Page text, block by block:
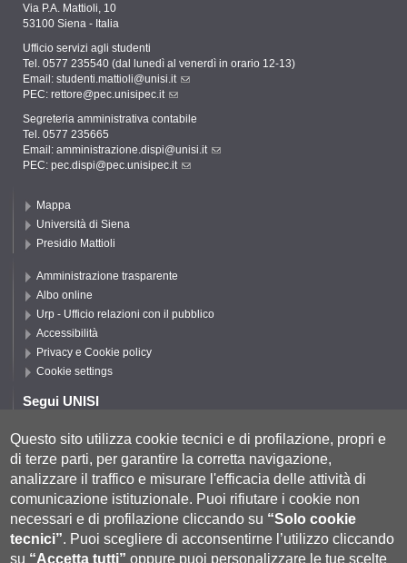
Via P.A. Mattioli, 10
53100 Siena - Italia
Ufficio servizi agli studenti
Tel. 0577 235540 (dal lunedì al venerdì in orario 12-13)
Email: studenti.mattioli@unisi.it
PEC: rettore@pec.unisipec.it
Segreteria amministrativa contabile
Tel. 0577 235665
Email: amministrazione.dispi@unisi.it
PEC: pec.dispi@pec.unisipec.it
Mappa
Università di Siena
Presidio Mattioli
Amministrazione trasparente
Albo online
Urp - Ufficio relazioni con il pubblico
Accessibilità
Privacy e Cookie policy
Cookie settings
Segui UNISI
Segui DISPI
Questo sito utilizza cookie tecnici e di profilazione, propri e
di terze parti, per garantire la corretta navigazione,
analizzare il traffico e misurare l'efficacia delle attività di
comunicazione istituzionale. Puoi rifiutare i cookie non
necessari e di profilazione cliccando su “Solo cookie
tecnici”. Puoi scegliere di acconsentirne l’utilizzo cliccando
su “Accetta tutti” oppure puoi personalizzare le tue scelte